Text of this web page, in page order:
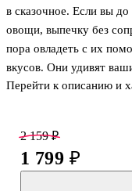
в сказочное. Если вы
овощи, выпечку без
пора овладеть с их
вкусов. Они удивят
о еде, они перевернут
предлагаются (кислый,
сладкий), для чего
рецепты. А после вы
Перейти к описанию и
2 159 ₽
1 799 ₽